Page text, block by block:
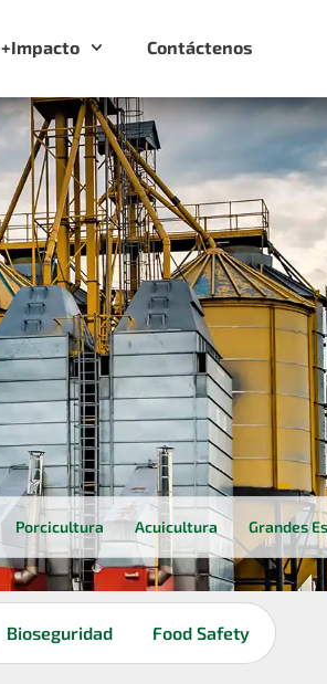
+Impacto Contáctenos
Porcicultura Acuicultura Grandes
Bioseguridad Food Safety